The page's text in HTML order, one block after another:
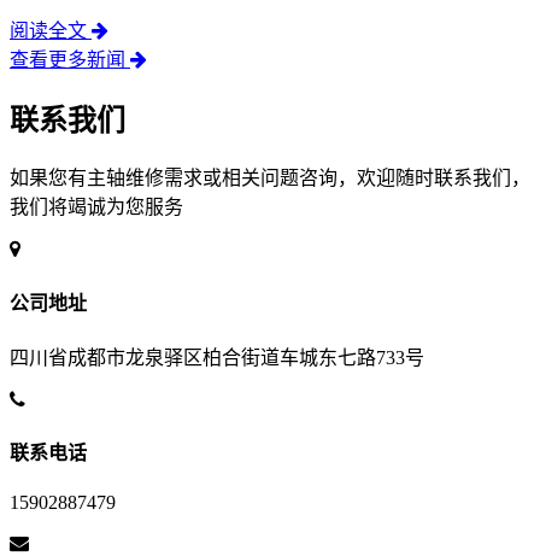
阅读全文
查看更多新闻
联系我们
如果您有主轴维修需求或相关问题咨询，欢迎随时联系我们，
我们将竭诚为您服务
公司地址
四川省成都市龙泉驿区柏合街道车城东七路733号
联系电话
15902887479